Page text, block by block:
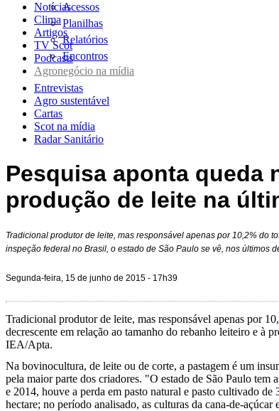
Acessos
Planilhas
Relatórios
Encontros
Notícias
Clima
Artigos
TV Scot
Podcasts
Agronegócio na mídia
Entrevistas
Agro sustentável
Cartas
Scot na mídia
Radar Sanitário
Pesquisa aponta queda
produção de leite na
Tradicional produtor de leite, mas responsável apenas por 10,2% do
inspeção federal no Brasil, o estado de São Paulo se vê, nos últimos
Segunda-feira, 15 de junho de 2015 - 17h39
Tradicional produtor de leite, mas responsável apenas por
decrescente em relação ao tamanho do rebanho leiteiro e à
IEA/Apta.
Na bovinocultura, de leite ou de corte, a pastagem é um
pela maior parte dos criadores. "O estado de São Paulo tem
e 2014, houve a perda em pasto natural e pasto cultivado
hectare; no período analisado, as culturas da cana-de-